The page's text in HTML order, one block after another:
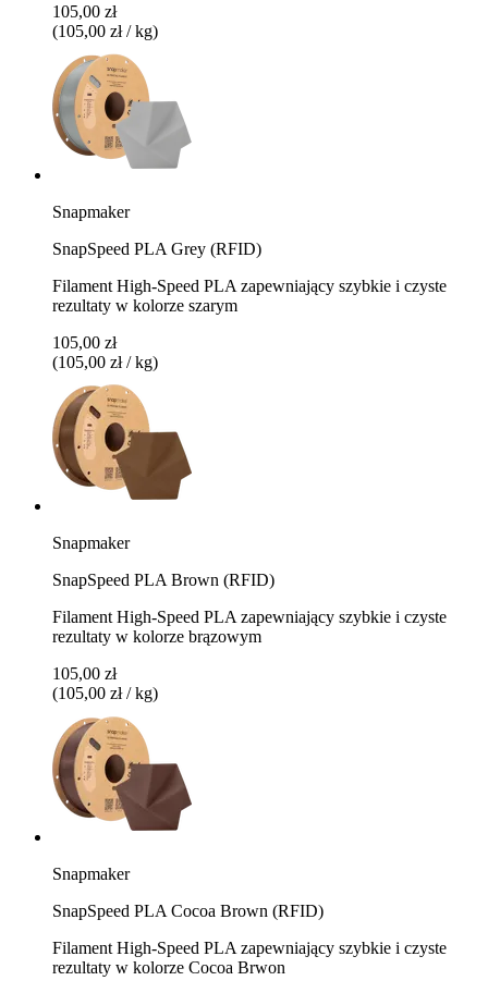
105,00 zł
(105,00 zł / kg)
Snapmaker
SnapSpeed PLA Grey (RFID)
Filament High-Speed PLA zapewniający szybkie i czyste
rezultaty w kolorze szarym
105,00 zł
(105,00 zł / kg)
Snapmaker
SnapSpeed PLA Brown (RFID)
Filament High-Speed PLA zapewniający szybkie i czyste
rezultaty w kolorze brązowym
105,00 zł
(105,00 zł / kg)
Snapmaker
SnapSpeed PLA Cocoa Brown (RFID)
Filament High-Speed PLA zapewniający szybkie i czyste
rezultaty w kolorze Cocoa Brwon